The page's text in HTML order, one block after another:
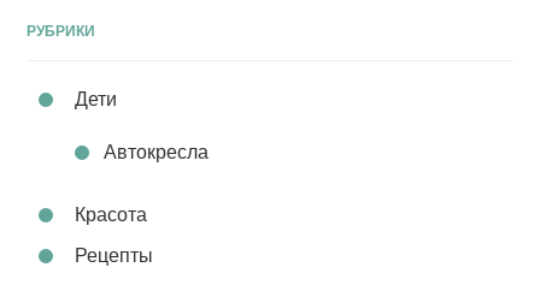
РУБРИКИ
Дети
Автокресла
Красота
Рецепты